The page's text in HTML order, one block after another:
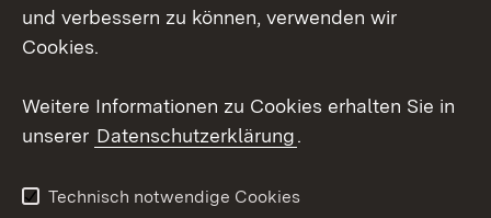
Kontakt
Impressum
und verbessern zu können, verwenden wir
Cookies.
Weitere Informationen zu Cookies erhalten Sie in
unserer Datenschutzerklärung.
Technisch notwendige Cookies